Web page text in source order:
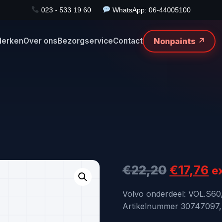
023 - 533 19 60 WhatsApp: 06-44005100
Over onsBezorgserviceContact Nonpaints ↗
€22,20
prijs
was:
€17,76
is:
Volvo onderdeel:
Artikelnummer